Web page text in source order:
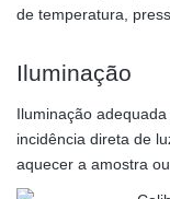
de temperatura,
Iluminação
Iluminação
incidência direta de
aquecer a amostra